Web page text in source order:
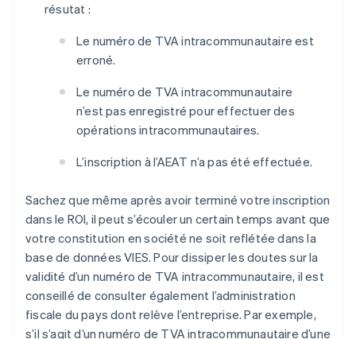
résutat :
Le numéro de TVA intracommunautaire est
erroné.
Le numéro de TVA intracommunautaire
n’est pas enregistré pour effectuer des
opérations intracommunautaires.
L’inscription à l’AEAT n’a pas été effectuée.
Sachez que même après avoir terminé votre inscription
dans le ROI, il peut s’écouler un certain temps avant que
votre constitution en société ne soit reflétée dans la
base de données VIES. Pour dissiper les doutes sur la
validité d’un numéro de TVA intracommunautaire, il est
conseillé de consulter également l’administration
fiscale du pays dont relève l’entreprise. Par exemple,
s’il s’agit d’un numéro de TVA intracommunautaire d’une